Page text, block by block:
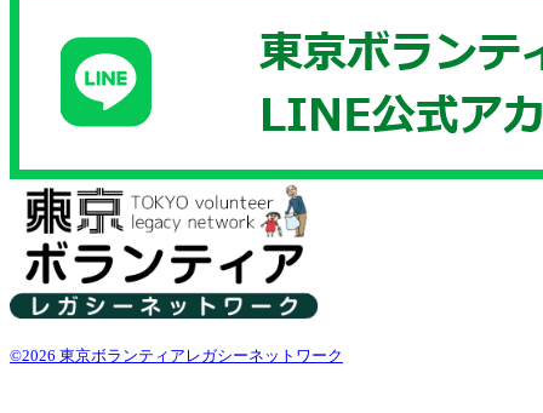
©2026 東京ボランティアレガシーネットワーク